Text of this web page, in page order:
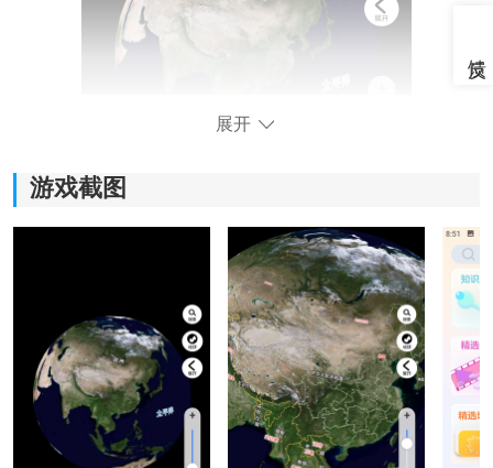
2、然后点击账号登陆。
展开
游戏截图